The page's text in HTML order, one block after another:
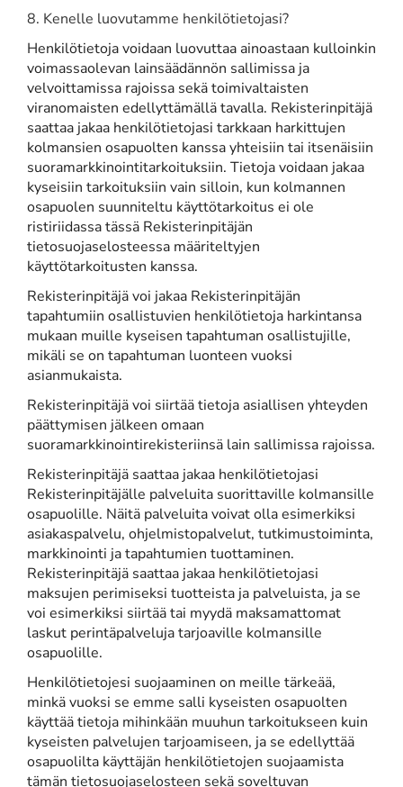
8. Kenelle luovutamme henkilötietojasi?
Henkilötietoja voidaan luovuttaa ainoastaan kulloinkin
voimassaolevan lainsäädännön sallimissa ja
velvoittamissa rajoissa sekä toimivaltaisten
viranomaisten edellyttämällä tavalla. Rekisterinpitäjä
saattaa jakaa henkilötietojasi tarkkaan harkittujen
kolmansien osapuolten kanssa yhteisiin tai itsenäisiin
suoramarkkinointitarkoituksiin. Tietoja voidaan jakaa
kyseisiin tarkoituksiin vain silloin, kun kolmannen
osapuolen suunniteltu käyttötarkoitus ei ole
ristiriidassa tässä Rekisterinpitäjän
tietosuojaselosteessa määriteltyjen
käyttötarkoitusten kanssa.
Rekisterinpitäjä voi jakaa Rekisterinpitäjän
tapahtumiin osallistuvien henkilötietoja harkintansa
mukaan muille kyseisen tapahtuman osallistujille,
mikäli se on tapahtuman luonteen vuoksi
asianmukaista.
Rekisterinpitäjä voi siirtää tietoja asiallisen yhteyden
päättymisen jälkeen omaan
suoramarkkinointirekisteriinsä lain sallimissa rajoissa.
Rekisterinpitäjä saattaa jakaa henkilötietojasi
Rekisterinpitäjälle palveluita suorittaville kolmansille
osapuolille. Näitä palveluita voivat olla esimerkiksi
asiakaspalvelu, ohjelmistopalvelut, tutkimustoiminta,
markkinointi ja tapahtumien tuottaminen.
Rekisterinpitäjä saattaa jakaa henkilötietojasi
maksujen perimiseksi tuotteista ja palveluista, ja se
voi esimerkiksi siirtää tai myydä maksamattomat
laskut perintäpalveluja tarjoaville kolmansille
osapuolille.
Henkilötietojesi suojaaminen on meille tärkeää,
minkä vuoksi se emme salli kyseisten osapuolten
käyttää tietoja mihinkään muuhun tarkoitukseen kuin
kyseisten palvelujen tarjoamiseen, ja se edellyttää
osapuolilta käyttäjän henkilötietojen suojaamista
tämän tietosuojaselosteen sekä soveltuvan